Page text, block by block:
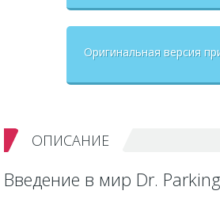
Оригинальная версия
ОПИСАНИЕ
Введение в мир Dr.